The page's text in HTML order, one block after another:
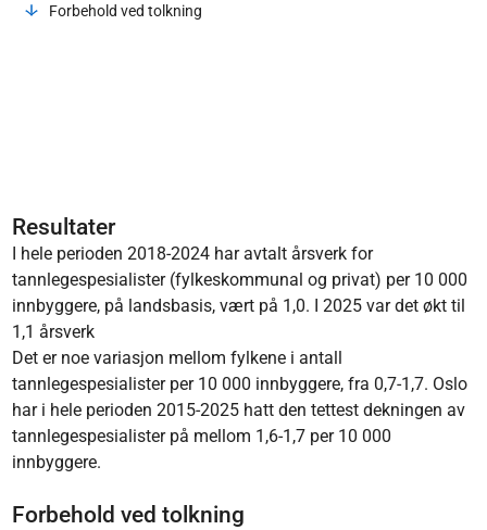
Forbehold ved tolkning
Resultater
I hele perioden 2018-2024 har avtalt årsverk for
tannlegespesialister (fylkeskommunal og privat) per 10 000
innbyggere, på landsbasis, vært på 1,0. I 2025 var det økt til
1,1 årsverk
Det er noe variasjon mellom fylkene i antall
tannlegespesialister per 10 000 innbyggere, fra 0,7-1,7. Oslo
har i hele perioden 2015-2025 hatt den tettest dekningen av
tannlegespesialister på mellom 1,6-1,7 per 10 000
innbyggere.
Forbehold ved tolkning